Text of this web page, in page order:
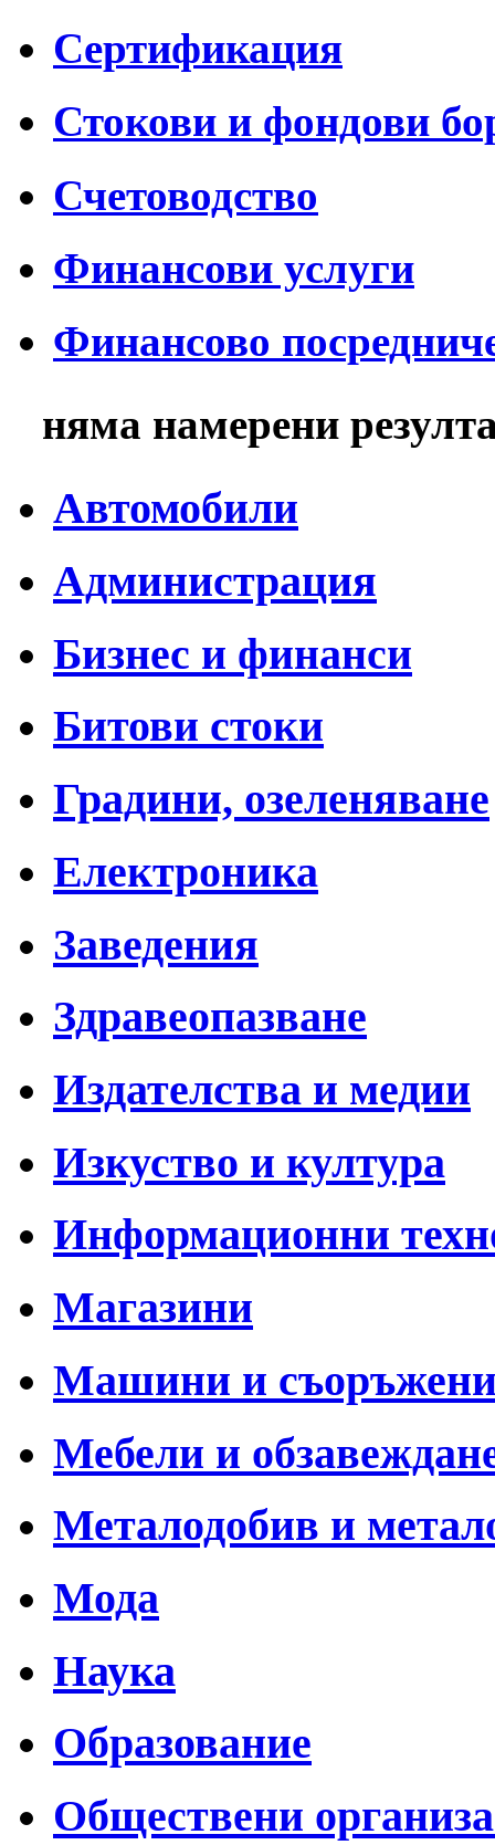
Сертификация
Стокови и фондови
Счетоводство
Финансови услуги
Финансово
няма намерени
Автомобили
Администрация
Бизнес и финанси
Битови стоки
Градини, озеленяване
Електроника
Заведения
Здравеопазване
Издателства и медии
Изкуство и култура
Информационни
Магазини
Машини и
Мебели и
Металодобив и
Мода
Наука
Образование
Обществени